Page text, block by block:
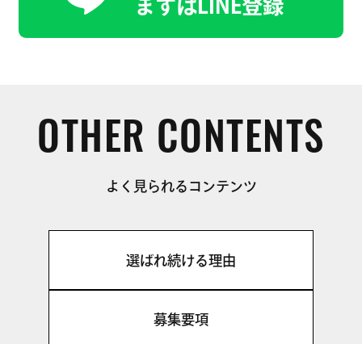
まずはLINE登録
OTHER CONTENTS
よく見られるコンテンツ
選ばれ続ける理由
募集要項